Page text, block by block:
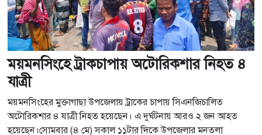
ময়মনসিংহে ট্রাকচাপায় অটোরিকশার নিহত ৪
যাত্রী
ময়মনসিংহের মুক্তাগাছা উপজেলায় ট্রাকের চাপায় সিএনজিচালিত
অটোরিকশার ৪ যাত্রী নিহত হয়েছেন। এ দুর্ঘটনায় আরও ২ জন আহত
হয়েছেন।সোমবার (৪ মে) সকাল ১১টার দিকে উপজেলার মনতলা